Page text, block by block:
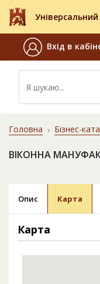
Вхід в
Головна Бізнес-
ВІКОННА
Опис Карта
Карта